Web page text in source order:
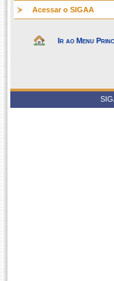
Acessar o SIGAA
Ir ao Menu